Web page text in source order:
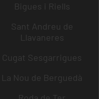
Bigues i Riells
Sant Andreu de
Llavaneres
Cugat Sesgarrigues
La Nou de Berguedà